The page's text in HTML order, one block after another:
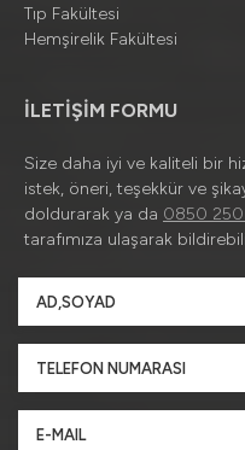
Tıp Fakültesi
Hemşirelik Fakültesi
İLETİŞİM FORMU
Size daha iyi ve kaliteli bir
istek, öneri, teşekkür ve
doldurarak ya da 0850
tarafımıza ulaşarak